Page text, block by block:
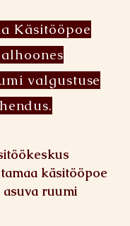
Käsitööpoe
valgustuse
käsitööpoe
ruumi